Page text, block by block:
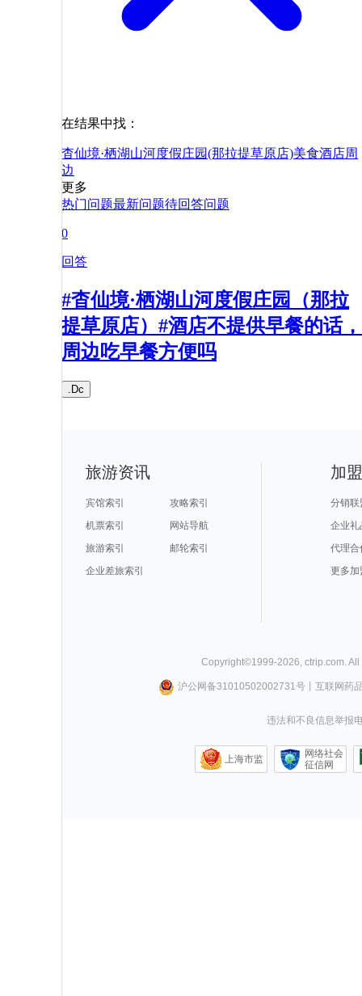
在结果中找：
杳仙境·栖湖山河度假庄园(那拉提草原店)美食酒店周
边
更多
热门问题最新问题待回答问题
0
回答
#杳仙境·栖湖山河度假庄园（那拉
提草原店）#酒店不提供早餐的话，
周边吃早餐方便吗
.Dc
旅游资讯
宾馆索引
攻略索引
机票索引
网站导航
旅游索引
邮轮索引
企业差旅索引
加
分销联
企业礼
代理合
更多加
Copyright©1999-2026 ctrip.com .
沪公网备31010502002731号丨 互联网药
违法和不良信息举报
上海市监
网络社会
征信网